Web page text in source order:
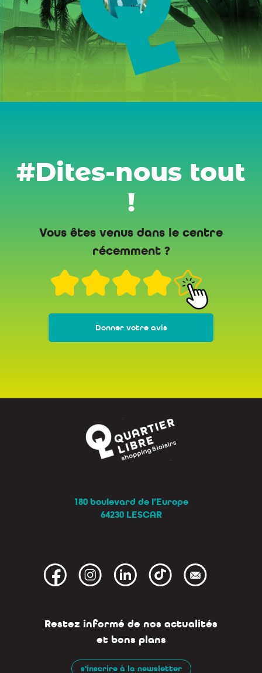
#Dites-nous tout
!
Vous êtes venus dans le centre
récemment ?
Donner votre avis
180 boulevard de l’Europe
64230 LESCAR
Restez informé de nos actualités
et bons plans
s'inscrire à la newsletter